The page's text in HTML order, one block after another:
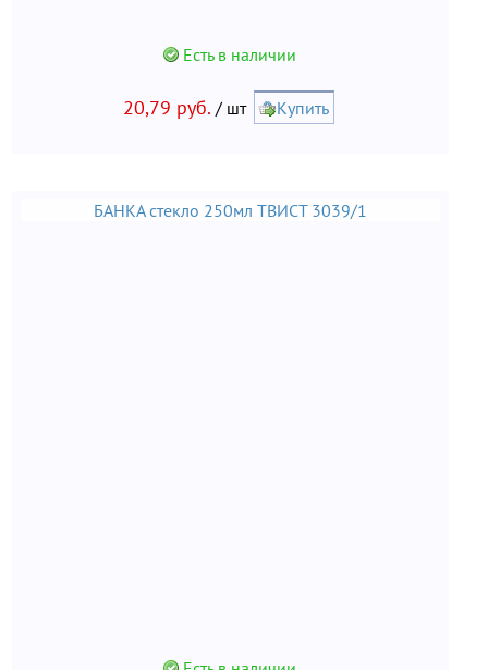
Есть в наличии
20,79 руб. / шт Купить
БАНКА стекло 250мл ТВИСТ 3039/1